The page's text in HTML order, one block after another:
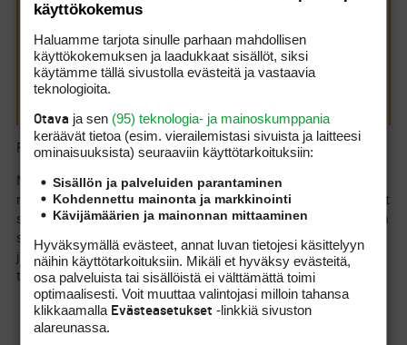
Mitenköhän tähän nyt suhtauisi, kun tuolla toisessa
ketjussa on asiasta vähän muunlaista tietoa.
Forumin tyylille uskollisena:
Mitään en tunnusta vaikka asia on todistettu, mutta en ollut
minä joka noin sanoin, tai tein, vaan sanoitte jotakin jota en ollut
sanonut, tai se laitettiin suuhuni ja sanoin sen provosoituna eikä
silloin voi sanoa että minä sen sanoin, koska vaan viittasin
johonkuhun, tai lainasin jotakuta. Mutta en siis sanonut, enkä
tehnyt, enkä ollut. Enkä tunnusta. Mitään. Koskaan.
käyttökokemus
Haluamme tarjota sinulle parhaan mahdollisen
käyttökokemuksen ja laadukkaat sisällöt, siksi
käytämme tällä sivustolla evästeitä ja vastaavia
teknologioita.
Otava ja sen (95) teknologia- ja mainoskumppania
keräävät tietoa (esim. vierailemis­tasi sivuista ja laitteesi
ominaisuuk­sista) seuraaviin käyttötarkoituksiin:
Sisällön ja palveluiden parantaminen
Kohdennettu mainonta ja markkinointi
Kävijämäärien ja mainonnan mittaaminen
Hyväksymällä evästeet, annat luvan tietojesi käsittelyyn
näihin käyttötarkoituksiin. Mikäli et hyväksy evästeitä,
osa palveluista tai sisällöistä ei välttämättä toimi
optimaalisesti. Voit muuttaa valintojasi milloin tahansa
klikkaamalla Evästeasetukset -linkkiä sivuston
alareunassa.